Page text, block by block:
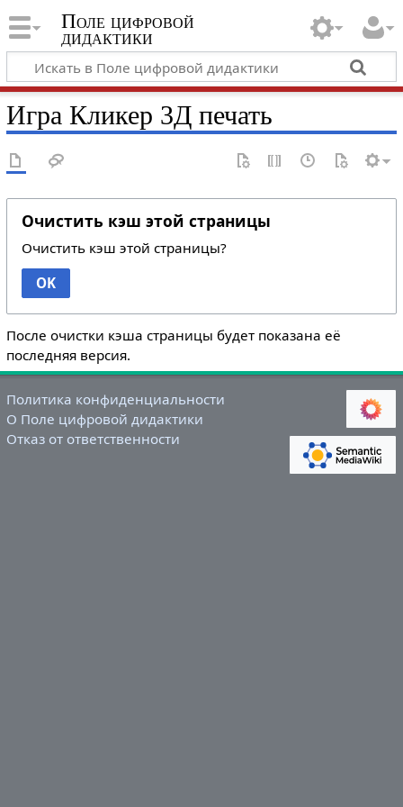
Поле цифровой
дидактики
Игра Кликер 3Д печать
Очистить кэш этой страницы
Очистить кэш этой страницы?
OK
После очистки кэша страницы будет показана её
последняя версия.
Политика конфиденциальности
О Поле цифровой дидактики
Отказ от ответственности